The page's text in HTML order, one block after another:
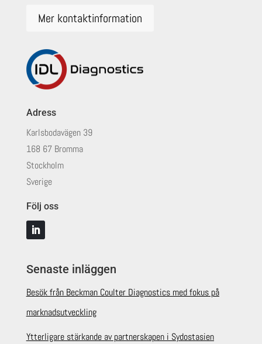
Mer kontaktinformation
Adress
Karlsbodavägen 39
168 67 Bromma
Stockholm
Sverige
Följ oss
Senaste inläggen
Besök från Beckman Coulter Diagnostics med fokus på
marknadsutveckling
Ytterligare stärkande av partnerskapen i Sydostasien